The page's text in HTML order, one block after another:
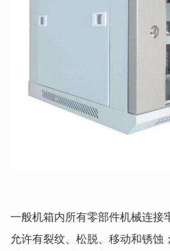
一般机箱内所有零部件机械连接
允许有裂纹、松脱、移动和锈蚀